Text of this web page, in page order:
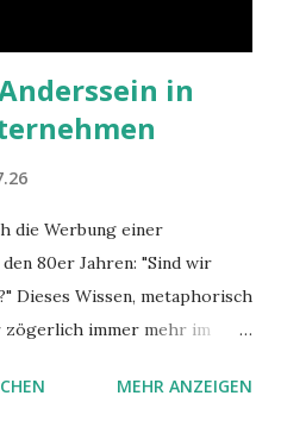
in
die Werbung einer
80er Jahren: "Sind wir
Dieses Wissen, metaphorisch
immer mehr im
es zu nicht verstandenen
MEHR ANZEIGEN